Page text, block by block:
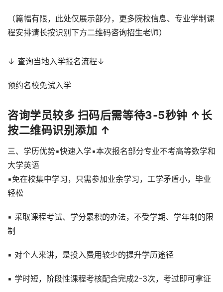
（篇幅有限，此处仅展示部分，更多院校信息、专业学制课
程安排请长按识别下方二维码咨询招生老师）
↓ 查询当地入学报名流程↓
预约名校免试入学
咨询学员较多 扫码后需等待3-5秒钟 ↑长
按二维码识别添加 ↑
三、学历优势▪快速入学▪本次报名部分专业不考高等数学和
大学英语
▪免在校集中学习，只需参加业余学习，工学矛盾小，毕业
轻松
▪ 采取课程考试、学分累积的办法，不受学期、学年制的限
制
▪ 对个人来讲，是投入费用较少的提升学历途径
▪ 学时短，阶段性课程考核配合完成2-3次，考过即可拿证